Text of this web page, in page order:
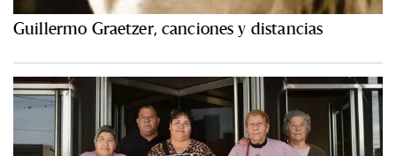
Guillermo Graetzer, canciones y distancias